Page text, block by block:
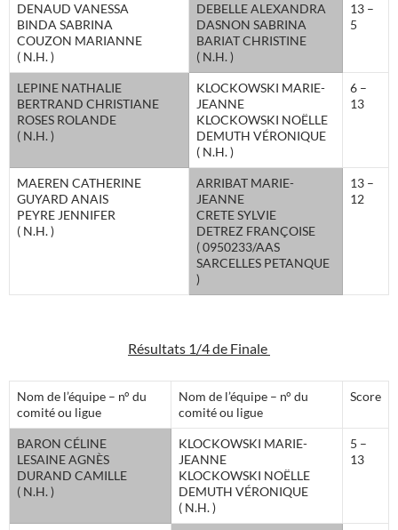
DENAUD VANESSA
BINDA SABRINA
COUZON MARIANNE
( N.H. )
DEBELLE ALEXANDRA
DASNON SABRINA
BARIAT CHRISTINE
( N.H. )
13 –
5
LEPINE NATHALIE
BERTRAND CHRISTIANE
ROSES ROLANDE
( N.H. )
KLOCKOWSKI MARIE-
JEANNE
KLOCKOWSKI NOËLLE
DEMUTH VÉRONIQUE
( N.H. )
6 –
13
MAEREN CATHERINE
GUYARD ANAIS
PEYRE JENNIFER
( N.H. )
ARRIBAT MARIE-
JEANNE
CRETE SYLVIE
DETREZ FRANÇOISE
( 0950233/AAS
SARCELLES PETANQUE
)
13 –
12
Résultats 1/4 de Finale
Nom de l’équipe – n° du
comité ou ligue
Nom de l’équipe – n° du
comité ou ligue
Score
BARON CÉLINE
LESAINE AGNÈS
DURAND CAMILLE
( N.H. )
KLOCKOWSKI MARIE-
JEANNE
KLOCKOWSKI NOËLLE
DEMUTH VÉRONIQUE
( N.H. )
5 –
13